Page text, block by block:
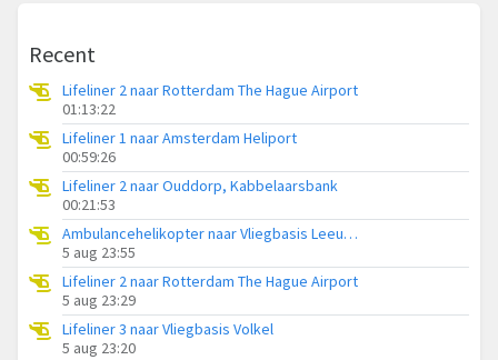
Recent
Lifeliner 2 naar Rotterdam The Hague Airport
01:13:22
Lifeliner 1 naar Amsterdam Heliport
00:59:26
Lifeliner 2 naar Ouddorp, Kabbelaarsbank
00:21:53
Ambulancehelikopter naar Vliegbasis Leeuwarden
5 aug 23:55
Lifeliner 2 naar Rotterdam The Hague Airport
5 aug 23:29
Lifeliner 3 naar Vliegbasis Volkel
5 aug 23:20